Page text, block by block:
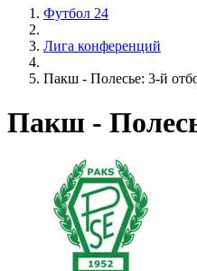
Футбол 24
Лига конференций
Пакш - Полесье: 3-й
Пакш -